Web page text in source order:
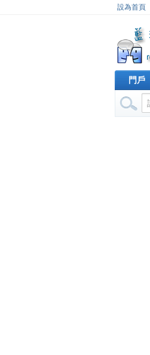
設為首頁
門戶